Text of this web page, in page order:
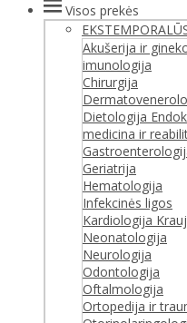
Visos prekės
Akušerija ir
imunologija
Chirurgija
Dietologija
medicina ir
Geriatrija
Hematologija
Infekcinės ligos
Kardiologija
Neonatologija
Neurologija
Odontologija
Oftalmologija
Ortopedija ir